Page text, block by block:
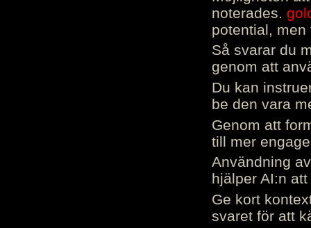
noterades.
potential, men
Så svarar du
genom att
Du kan
be den vara
Genom att
till mer
Användning
hjälper AI:n
Ge kort
svaret för att